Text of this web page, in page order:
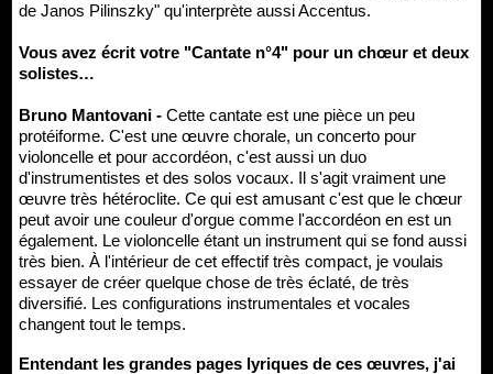
de Janos Pilinszky" qu'interprète aussi Accentus.
Vous avez écrit votre "Cantate n°4" pour un chœur et deux
solistes…
Bruno Mantovani - Cette cantate est une pièce un peu
protéiforme. C'est une œuvre chorale, un concerto pour
violoncelle et pour accordéon, c'est aussi un duo
d'instrumentistes et des solos vocaux. Il s'agit vraiment une
œuvre très hétéroclite. Ce qui est amusant c'est que le chœur
peut avoir une couleur d'orgue comme l'accordéon en est un
également. Le violoncelle étant un instrument qui se fond aussi
très bien. À l'intérieur de cet effectif très compact, je voulais
essayer de créer quelque chose de très éclaté, de très
diversifié. Les configurations instrumentales et vocales
changent tout le temps.
Entendant les grandes pages lyriques de ces œuvres, j'ai